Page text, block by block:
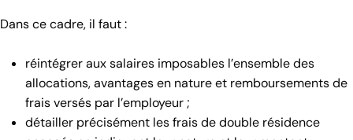
Dans ce cadre, il faut :
réintégrer aux salaires imposables l’ensemble des
allocations, avantages en nature et remboursements de
frais versés par l’employeur ;
détailler précisément les frais de double résidence